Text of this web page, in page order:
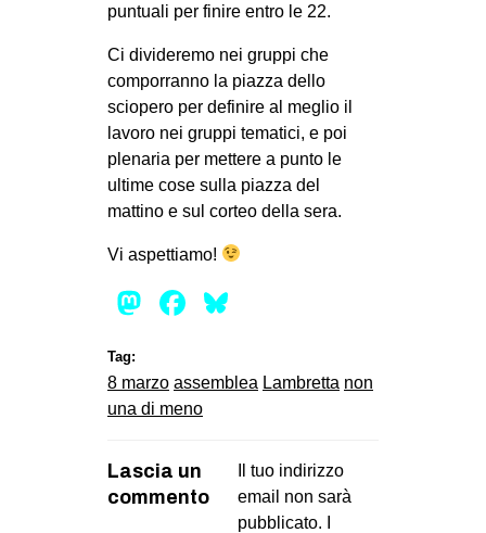
ANTIFASCISMO
DIRITTO ALL’ABITARE
GENERI
MIGRAZIONI
PRECARIATO
REPRESSIONE
ARTE
MANIFESTI
RECENSIONI
INTERNAZIONALE
puntuali per finire entro le 22.
Ci divideremo nei gruppi che
comporranno la piazza dello
sciopero per definire al meglio il
lavoro nei gruppi tematici, e poi
plenaria per mettere a punto le
ultime cose sulla piazza del
mattino e sul corteo della sera.
Vi aspettiamo!
Mastodon
Facebook
Tag:
8 marzo assemblea Lambretta non
una di meno
Lascia un
commento
Il tuo indirizzo
email non sarà
pubblicato.